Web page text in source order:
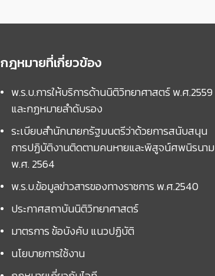
กฎหมายที่เกี่ยวข้อง
พ.ร.บ.การให้บริการด้านนิติวิทยาศาสตร์ พ.ศ.2559
และกฏหมายลำดับรอง
ระเบียบสำนักนายกรัฐมนตรีว่าด้วยการสนับสนุน
การปฏิบัติงานติดตามคนหายและพิสูจน์ศพนิรนาม
พ.ศ. 2564
พ.ร.บ.ข้อมูลข่าวสารของทางราชการ พ.ศ.2540
ประกาศสถาบันนิติวิทยาศาสตร์
มาตรการ ข้อบังคับ แนวปฏิบัติ
นโยบายการใช้งาน